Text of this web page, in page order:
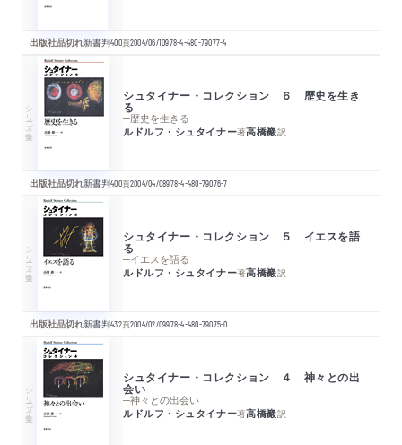
出版社品切れ新書判400頁2004/06/10978-4-480-79077-4
シリーズ・全集
シュタイナー・コレクション ６ 歴史を生き
る
─歴史を生きる
ルドルフ・シュタイナー著高橋巖訳
出版社品切れ新書判400頁2004/04/08978-4-480-79076-7
シリーズ・全集
シュタイナー・コレクション ５ イエスを語
る
─イエスを語る
ルドルフ・シュタイナー著高橋巖訳
出版社品切れ新書判432頁2004/02/09978-4-480-79075-0
シリーズ・全集
シュタイナー・コレクション ４ 神々との出
会い
─神々との出会い
ルドルフ・シュタイナー著高橋巖訳